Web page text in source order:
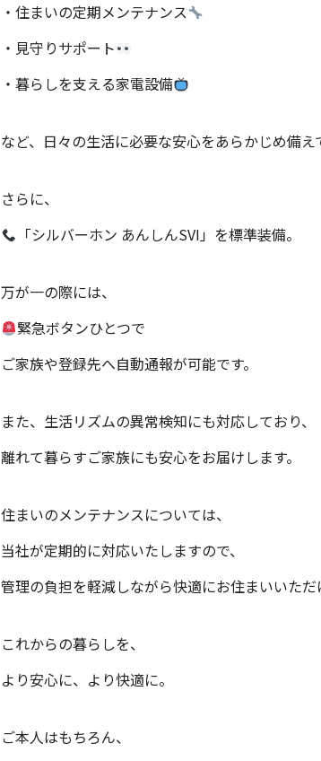
・住まいの定期メンテナンス
・見守りサポート
・暮らしを支える家電設備
など、日々の生活に必要な安心をあらかじめ備え
さらに、
「シルバーホン あんしんSVI」を標準装備。
万が一の際には、
緊急ボタンひとつで
ご家族や登録先へ自動通報が可能です。
また、生活リズムの異常検知にも対応しており、
離れて暮らすご家族にも安心をお届けします。
住まいのメンテナンスについては、
当社が定期的に対応いたしますので、
管理の負担を軽減しながら快適にお住まいいただ
これからの暮らしを、
より安心に、より快適に。
ご本人はもちろん、